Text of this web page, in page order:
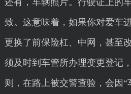
还有，车辆照片。行驶证上的
致。这意味着，如果你对爱车
更换了前保险杠、中网，甚至
须及时到车管所办理变更登记
则，在路上被交警查验，会因